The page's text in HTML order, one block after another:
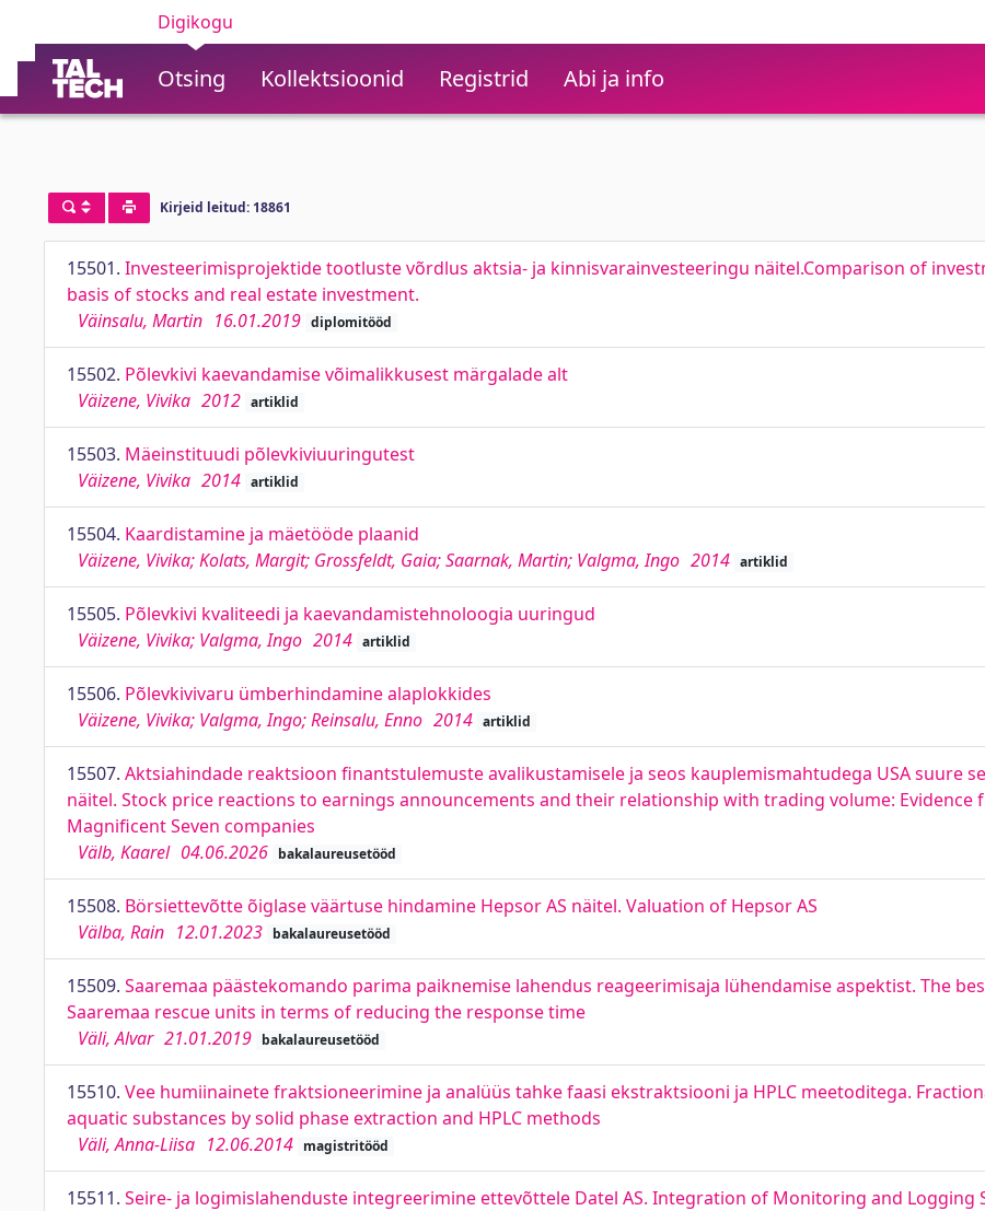
Digikogu
Otsing Kollektsioonid Registrid Abi ja info
Kirjeid leitud: 18861
15501. Investeerimisprojektide tootluste võrdlus aktsia- ja kinnisvarainvesteeringu näitel.Comparison of
basis of stocks and real estate investment.
Väinsalu, Martin 16.01.2019 diplomitööd
15502. Põlevkivi kaevandamise võimalikkusest märgalade alt
Väizene, Vivika 2012 artiklid
15503. Mäeinstituudi põlevkiviuuringutest
Väizene, Vivika 2014 artiklid
15504. Kaardistamine ja mäetööde plaanid
Väizene, Vivika; Kolats, Margit; Grossfeldt, Gaia; Saarnak, Martin; Valgma, Ingo 2014 artiklid
15505. Põlevkivi kvaliteedi ja kaevandamistehnoloogia uuringud
Väizene, Vivika; Valgma, Ingo 2014 artiklid
15506. Põlevkivivaru ümberhindamine alaplokkides
Väizene, Vivika; Valgma, Ingo; Reinsalu, Enno 2014 artiklid
15507. Aktsiahindade reaktsioon finantstulemuste avalikustamisele ja seos kauplemismahtudega USA suure
näitel. Stock price reactions to earnings announcements and their relationship with trading volume: Evidence
Magnificent Seven companies
Välb, Kaarel 04.06.2026 bakalaureusetööd
15508. Börsiettevõtte õiglase väärtuse hindamine Hepsor AS näitel. Valuation of Hepsor AS
Välba, Rain 12.01.2023 bakalaureusetööd
15509. Saaremaa päästekomando parima paiknemise lahendus reageerimisaja lühendamise aspektist. The
Saaremaa rescue units in terms of reducing the response time
Väli, Alvar 21.01.2019 bakalaureusetööd
15510. Vee humiinainete fraktsioneerimine ja analüüs tahke faasi ekstraktsiooni ja HPLC meetoditega.
aquatic substances by solid phase extraction and HPLC methods
Väli, Anna-Liisa 12.06.2014 magistritööd
15511. Seire- ja logimislahenduste integreerimine ettevõttele Datel AS. Integration of Monitoring and Logging